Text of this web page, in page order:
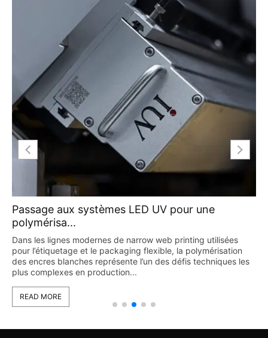
Passage aux systèmes LED UV pour une
polymérisa...
Dans les lignes modernes de narrow web printing utilisées
pour l’étiquetage et le packaging flexible, la polymérisation
des encres blanches représente l’un des défis techniques les
plus complexes en production...
READ MORE